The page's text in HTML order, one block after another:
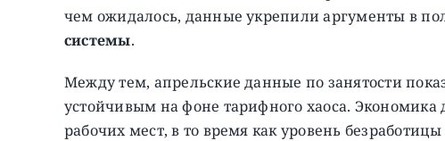
чем ожидалось, данные укрепили аргументы в
системы.
Между тем, апрельские данные по занятости
устойчивым на фоне тарифного хаоса.
рабочих мест, в то время как уровень безработицы